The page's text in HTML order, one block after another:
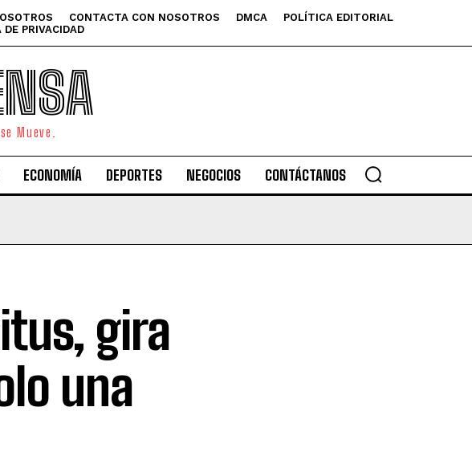
CONTACTA CON NOSOTROS DMCA
POLÍTICA EDITORIAL
DE PRIVACIDAD
Mueve.
ECONOMÍA DEPORTES NEGOCIOS CONTÁCTANOS
gira
una